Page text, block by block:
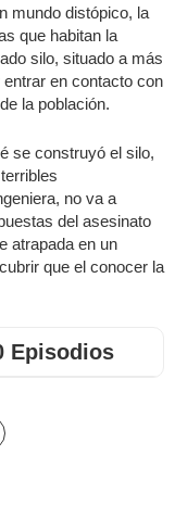
mundo distópico, la
que habitan la
silo, situado a más
en contacto con
la población.
se construyó el silo,
no va a
del asesinato
atrapada en un
que el conocer la
Episodios